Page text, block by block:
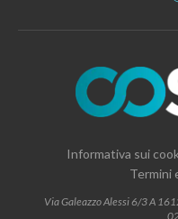
Informativa sui
Termini
Via Galeazzo Alessi 6/3 A